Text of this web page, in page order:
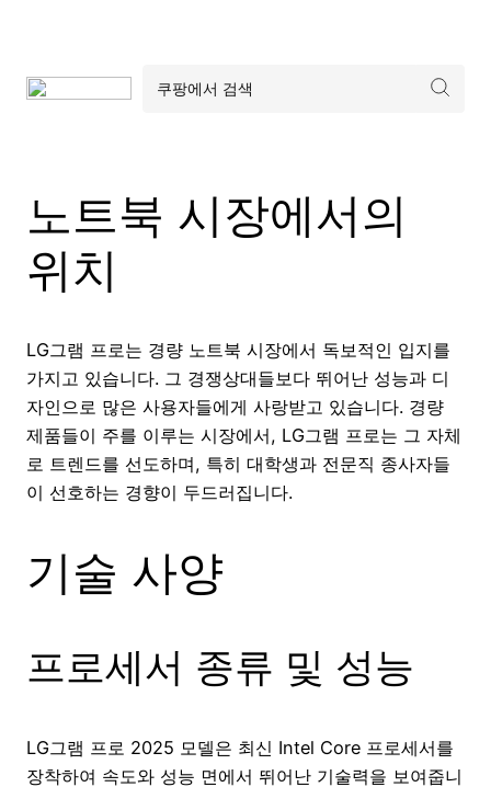
노트북 시장에서의
위치
LG그램 프로는 경량 노트북 시장에서 독보적인 입지를
가지고 있습니다. 그 경쟁상대들보다 뛰어난 성능과 디
자인으로 많은 사용자들에게 사랑받고 있습니다. 경량
제품들이 주를 이루는 시장에서, LG그램 프로는 그 자체
로 트렌드를 선도하며, 특히 대학생과 전문직 종사자들
이 선호하는 경향이 두드러집니다.
기술 사양
프로세서 종류 및 성능
LG그램 프로 2025 모델은 최신 Intel Core 프로세서를
장착하여 속도와 성능 면에서 뛰어난 기술력을 보여줍니